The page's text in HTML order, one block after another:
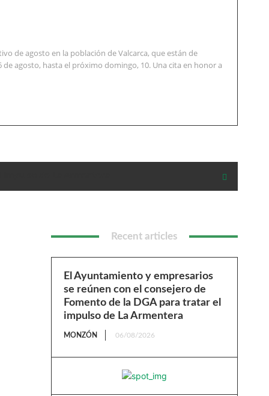
de agosto en la población de Valcarca, que están de
de agosto, hasta el próximo domingo, 10. Una cita en honor a
Recent articles
El Ayuntamiento y empresarios
se reúnen con el consejero de
Fomento de la DGA para tratar el
impulso de La Armentera
MONZÓN 06/08/2026